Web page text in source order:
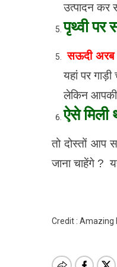
उत्पादन कर
पृथ्वी पर
सऊदी अरब
यहां पर
लेकिन आपकी
ऐसे मिली
तो दोस्तों आप
जाना चाहेंगे ?
Credit : Amazing